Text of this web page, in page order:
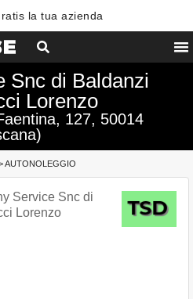
la tua azienda
Snc di Baldanzi
Lorenzo
127, 50014
AUTONOLEGGIO
Service Snc di
Lorenzo